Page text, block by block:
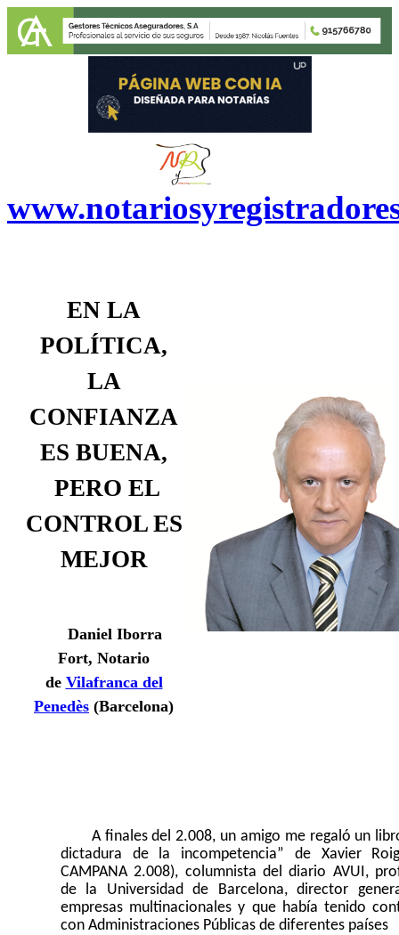
EN LA
POLÍTICA,
LA
CONFIANZA
ES BUENA,
PERO EL
CONTROL ES
MEJOR
Daniel Iborra
Fort, Notario
de Vilafranca del
Penedès (Barcelona)
A finales del 2.008, un amigo me regaló un
dictadura de la incompetencia” de Xavier
CAMPANA 2.008), columnista del diario AVUI,
de la Universidad de Barcelona, director
empresas multinacionales y que había tenido
con Administraciones Públicas de diferentes países